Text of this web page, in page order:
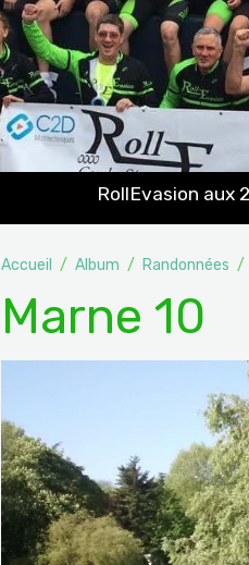
RollEvasion aux
Accueil Album Randonnées
Marne 10